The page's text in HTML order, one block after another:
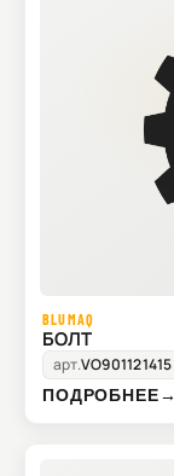
BLUMAQ
БОЛТ
арт.VO901121415
ПОДРОБНЕЕ→